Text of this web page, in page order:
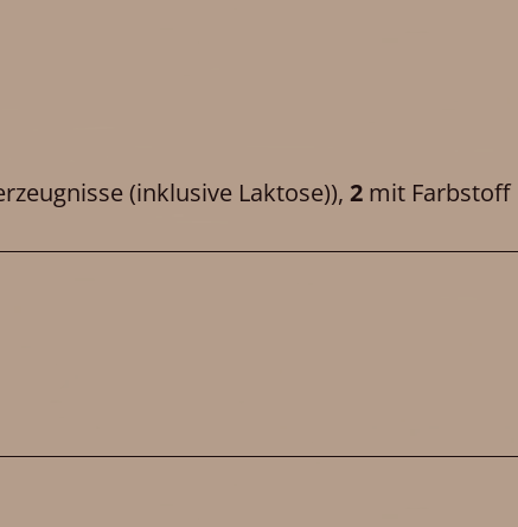
(inklusive Laktose)), 2 mit Farbstoff